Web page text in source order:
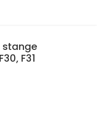
stange
F31